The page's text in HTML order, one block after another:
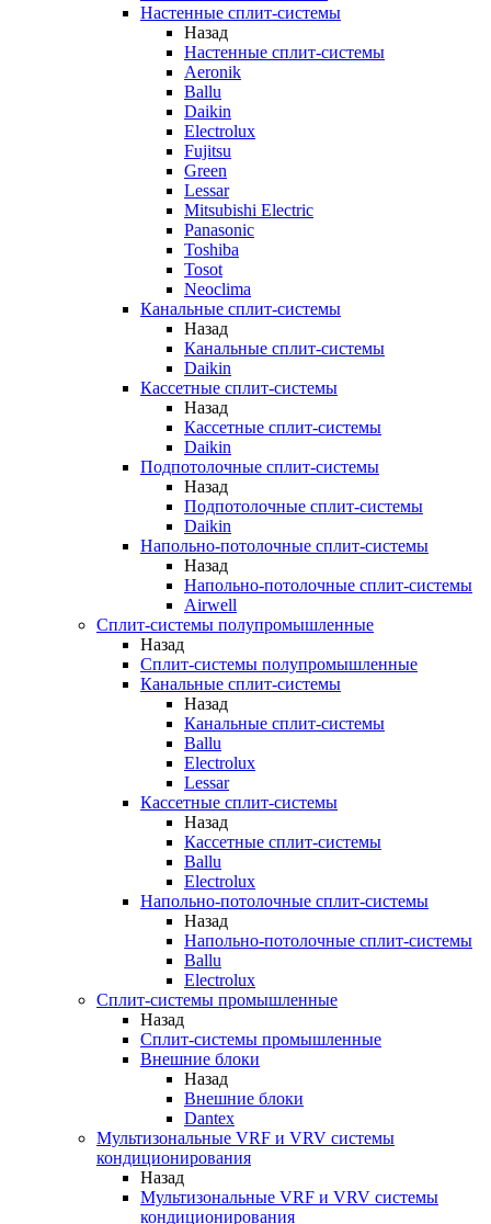
Настенные сплит-системы
Назад
Настенные сплит-системы
Aeronik
Ballu
Daikin
Electrolux
Fujitsu
Green
Lessar
Mitsubishi Electric
Panasonic
Toshiba
Tosot
Neoclima
Канальные сплит-системы
Назад
Канальные сплит-системы
Daikin
Кассетные сплит-системы
Назад
Кассетные сплит-системы
Daikin
Подпотолочные сплит-системы
Назад
Подпотолочные сплит-системы
Daikin
Напольно-потолочные сплит-системы
Назад
Напольно-потолочные сплит-системы
Airwell
Сплит-системы полупромышленные
Назад
Сплит-системы полупромышленные
Канальные сплит-системы
Назад
Канальные сплит-системы
Ballu
Electrolux
Lessar
Кассетные сплит-системы
Назад
Кассетные сплит-системы
Ballu
Electrolux
Напольно-потолочные сплит-системы
Назад
Напольно-потолочные сплит-системы
Ballu
Electrolux
Сплит-системы промышленные
Назад
Сплит-системы промышленные
Внешние блоки
Назад
Внешние блоки
Dantex
Мультизональные VRF и VRV системы
кондиционирования
Назад
Мультизональные VRF и VRV системы
кондиционирования